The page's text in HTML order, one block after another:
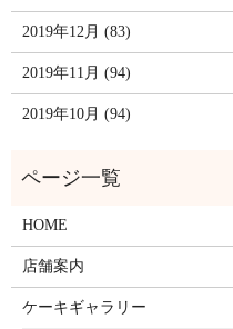
2019年12月 (83)
2019年11月 (94)
2019年10月 (94)
HOME
店舗案内
ケーキギャラリー